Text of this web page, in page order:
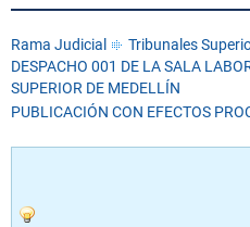
Rama Judicial
Tribunales
DESPACHO 001 DE LA SALA
SUPERIOR DE MEDELLÍN
PUBLICACIÓN CON EFECTOS